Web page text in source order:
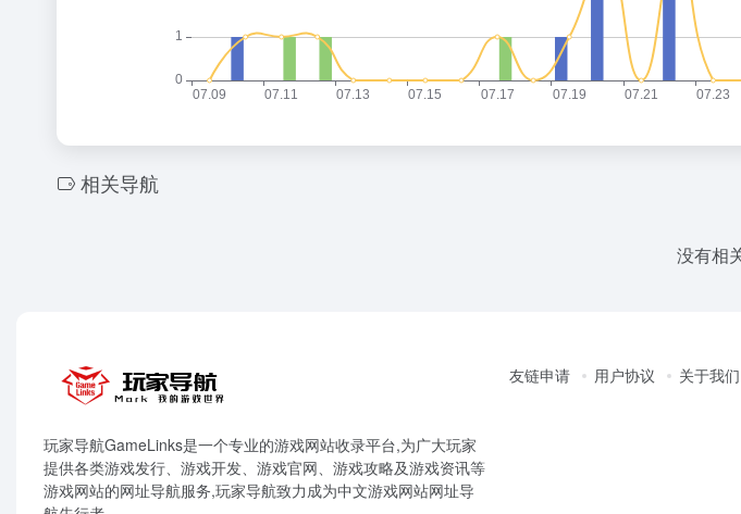
相关导航
没有相
玩家导航GameLinks是一个专业的游戏网站收录平台,为广大玩家
提供各类游戏发行、游戏开发、游戏官网、游戏攻略及游戏资讯等
游戏网站的网址导航服务,玩家导航致力成为中文游戏网站网址导
友链申请 用户协议 关于我们